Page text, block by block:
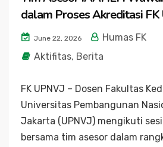
dalam Proses Akreditasi FK
June 22, 2026
Humas FK
Aktifitas, Berita
FK UPNVJ – Dosen Fakultas
Universitas Pembangunan
Jakarta (UPNVJ) mengikuti
bersama tim asesor dalam